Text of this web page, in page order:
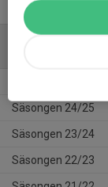
Säsongen 24/25
Säsongen 23/24
Säsongen 22/23